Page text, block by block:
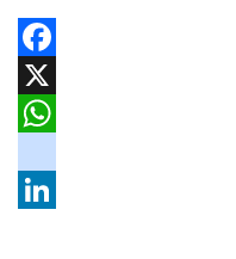
Facebook
X
instagram